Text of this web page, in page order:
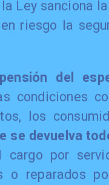
Ley sanciona
riesgo la
del
condiciones
los
se devuelva
cargo por
o reparados